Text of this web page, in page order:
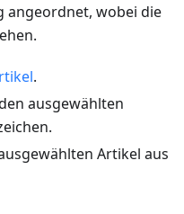
angeordnet, wobei die
.
ausgewählten
.
Artikel aus